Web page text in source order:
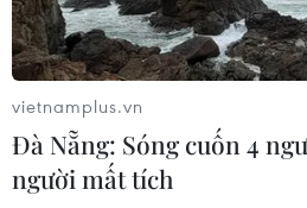
kỷ lục người xem
24/08/2018 03:58
Tổng cộng, bộ phim "Diên Hi
5,6 tỷ lượt xem từ khi được phát
tức là trung bình 130 triệu lượt
vietnamplus.vn
Đà Nẵng: Sóng cuốn 4
người mất tích